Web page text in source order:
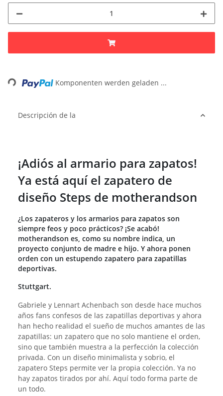
Loading... Komponenten werden geladen ...
Descripción de la
¡Adiós al armario para zapatos!
Ya está aquí el zapatero de
diseño Steps de motherandson
¿Los zapateros y los armarios para zapatos son
siempre feos y poco prácticos? ¡Se acabó!
motherandson es, como su nombre indica, un
proyecto conjunto de madre e hijo. Y ahora ponen
orden con un estupendo zapatero para zapatillas
deportivas.
Stuttgart.
Gabriele y Lennart Achenbach son desde hace muchos
años fans confesos de las zapatillas deportivas y ahora
han hecho realidad el sueño de muchos amantes de las
zapatillas: un zapatero que no solo mantiene el orden,
sino que también muestra a la perfección la colección
privada. Con un diseño minimalista y sobrio, el
zapatero Steps permite ver la propia colección. Ya no
hay zapatos tirados por ahí. Aquí todo forma parte de
un todo.